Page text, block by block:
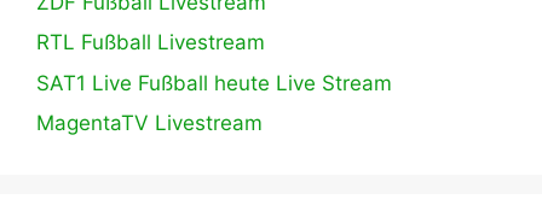
RTL Fußball Livestream
SAT1 Live Fußball heute Live Stream
MagentaTV Livestream